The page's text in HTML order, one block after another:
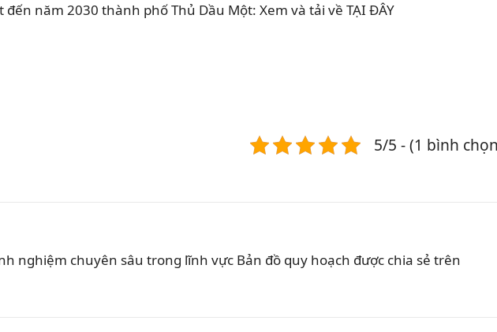
năm 2030 thành phố Thủ Dầu Một: Xem và tải về TẠI ĐÂY
5/5 - (1 bình
nghiệm chuyên sâu trong lĩnh vực Bản đồ quy hoạch được chia sẻ trên